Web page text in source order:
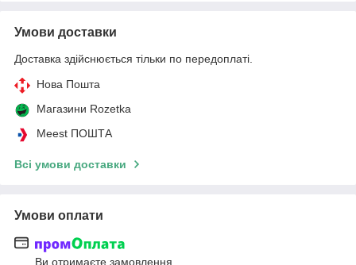
Умови доставки
Доставка здійснюється тільки по передоплаті.
Нова Пошта
Магазини Rozetka
Meest ПОШТА
Всі умови доставки
Умови оплати
Ви отримаєте замовлення